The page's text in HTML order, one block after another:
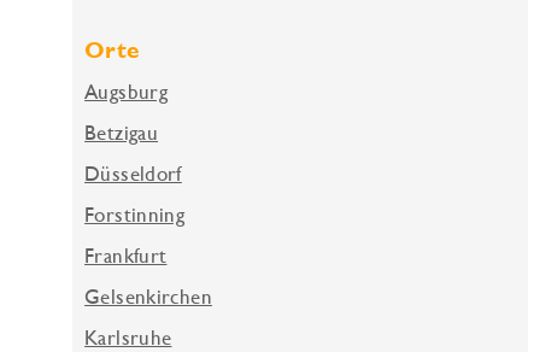
Orte
Augsburg
Betzigau
Düsseldorf
Forstinning
Frankfurt
Gelsenkirchen
Karlsruhe